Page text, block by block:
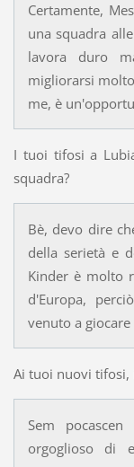
Certamente,
una squadra
lavora duro
migliorarsi
me, è
I tuoi tifosi a
squadra?
Bè, devo dire
della serietà e
Kinder è molto
d'Europa,
venuto a giocare
Ai tuoi nuovi tifosi,
Sem
orgoglioso di